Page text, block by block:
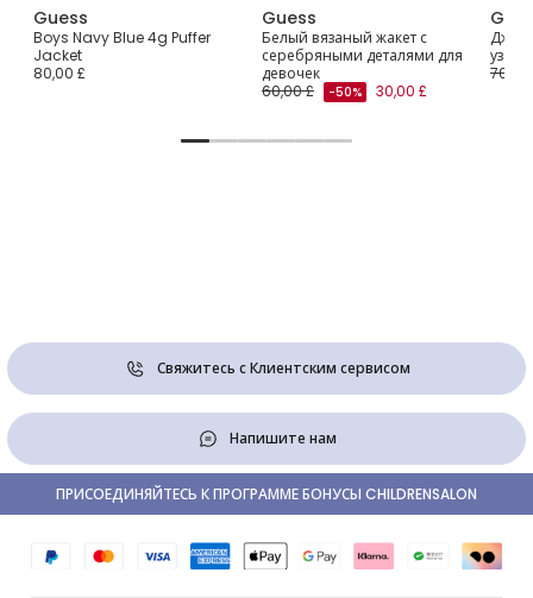
Guess
Boys Navy Blue 4g Puffer
Jacket
80,00 £
Guess
Белый вязаный жакет с
серебряными деталями для
девочек
60,00 £
-50% 30,00 £
70,00
Свяжитесь с Клиентским сервисом
Напишите нам
ПРИСОЕДИНЯЙТЕСЬ К ПРОГРАММЕ БОНУСЫ CHILDRENSALON